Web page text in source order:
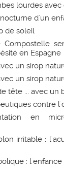
lourdes
d'un
de soleil
Compostelle
en Espagne
un sirop
un sirop
tête ... avec un
contre
en
irritable :
: